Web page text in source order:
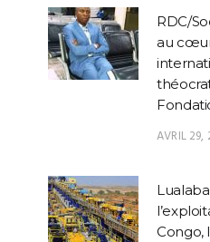
RDC/
au
AVRIL 29,
Congo,